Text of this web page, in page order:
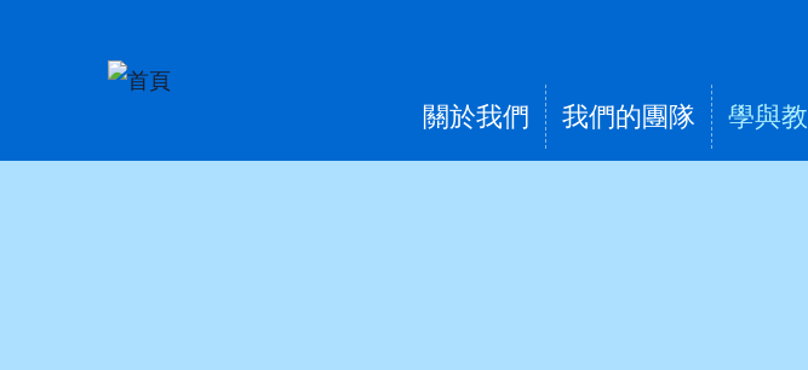
Main
navigation
關於我們 我們的團隊 學與教